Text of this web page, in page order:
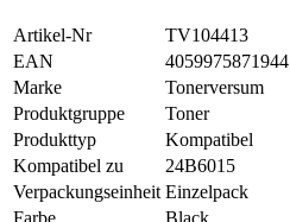
Artikel-Nr
TV104413
EAN
4059975871944
Marke
Tonerversum
Produktgruppe
Toner
Produkttyp
Kompatibel
Kompatibel zu
24B6015
Verpackungseinheit Einzelpack
Farbe
Black